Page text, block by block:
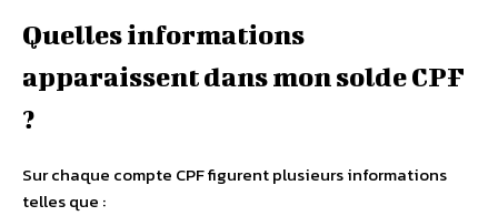
Quelles informations
apparaissent dans mon solde CPF
?
Sur chaque compte CPF figurent plusieurs informations
telles que :